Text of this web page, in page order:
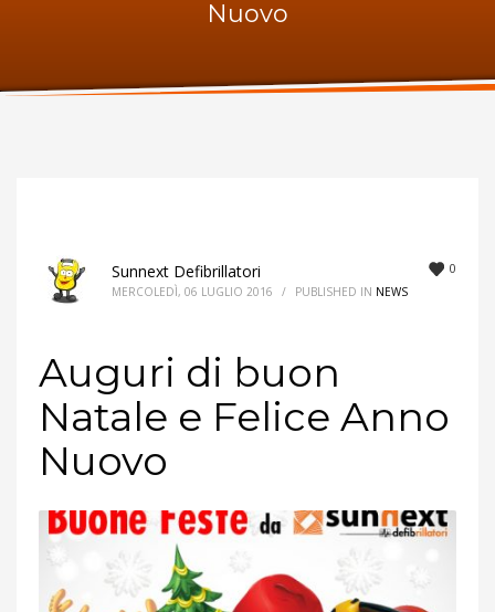
Martedi:9am – 6pm
Nuovo
0
Sunnext Defibrillatori
MERCOLEDÌ, 06 LUGLIO 2016 / PUBLISHED IN NEWS
Auguri di buon
Natale e Felice Anno
Nuovo